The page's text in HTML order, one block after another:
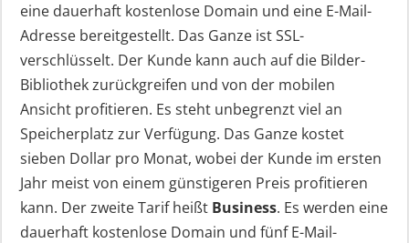
eine dauerhaft kostenlose Domain und eine E-Mail-
Adresse bereitgestellt. Das Ganze ist SSL-
verschlüsselt. Der Kunde kann auch auf die Bilder-
Bibliothek zurückgreifen und von der mobilen
Ansicht profitieren. Es steht unbegrenzt viel an
Speicherplatz zur Verfügung. Das Ganze kostet
sieben Dollar pro Monat, wobei der Kunde im ersten
Jahr meist von einem günstigeren Preis profitieren
kann. Der zweite Tarif heißt Business. Es werden eine
dauerhaft kostenlose Domain und fünf E-Mail-